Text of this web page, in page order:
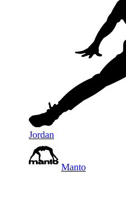
Jordan
Manto